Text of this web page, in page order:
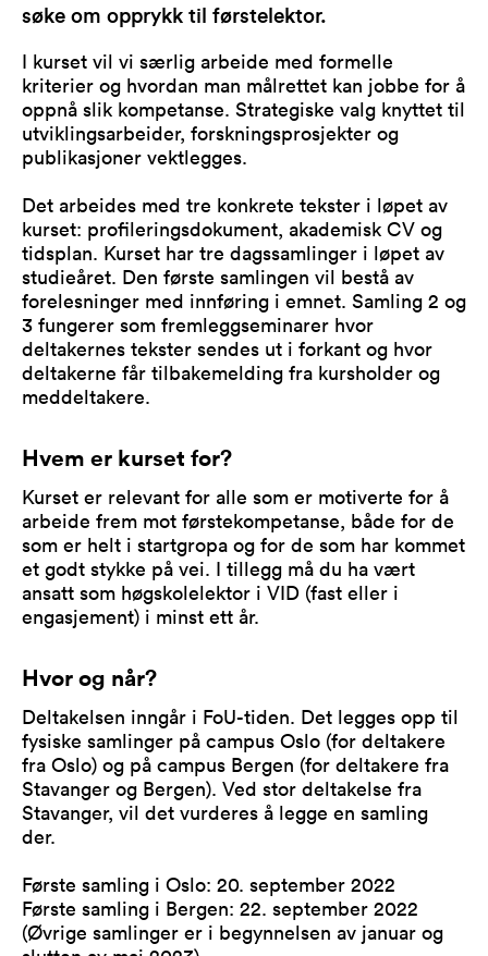
søke om opprykk til førstelektor.
I kurset vil vi særlig arbeide med formelle
kriterier og hvordan man målrettet kan jobbe for å
oppnå slik kompetanse. Strategiske valg knyttet til
utviklingsarbeider, forskningsprosjekter og
publikasjoner vektlegges.
Det arbeides med tre konkrete tekster i løpet av
kurset: profileringsdokument, akademisk CV og
tidsplan. Kurset har tre dagssamlinger i løpet av
studieåret. Den første samlingen vil bestå av
forelesninger med innføring i emnet. Samling 2 og
3 fungerer som fremleggseminarer hvor
deltakernes tekster sendes ut i forkant og hvor
deltakerne får tilbakemelding fra kursholder og
meddeltakere.
Hvem er kurset for?
Kurset er relevant for alle som er motiverte for å
arbeide frem mot førstekompetanse, både for de
som er helt i startgropa og for de som har kommet
et godt stykke på vei. I tillegg må du ha vært
ansatt som høgskolelektor i VID (fast eller i
engasjement) i minst ett år.
Hvor og når?
Deltakelsen inngår i FoU-tiden. Det legges opp til
fysiske samlinger på campus Oslo (for deltakere
fra Oslo) og på campus Bergen (for deltakere fra
Stavanger og Bergen). Ved stor deltakelse fra
Stavanger, vil det vurderes å legge en samling
der.
Første samling i Oslo: 20. september 2022
Første samling i Bergen: 22. september 2022
(Øvrige samlinger er i begynnelsen av januar og